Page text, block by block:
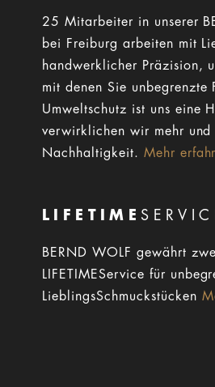
25 Mitarbeiter in unserer
bei Freiburg arbeiten mit
handwerklicher Präzision,
mit denen Sie unbegrenzte
Umweltschutz ist uns eine
verwirklichen wir mehr und
Nachhaltigkeit. Mehr
LIFETIME
BERND WOLF gewährt
LIFETIMEService für
LieblingsSchmuckstücken